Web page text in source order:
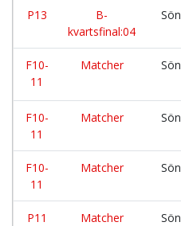
P13
B-
kvartsfinal:04
Sön
F10-
11
Matcher Sön
F10-
11
Matcher Sön
F10-
11
Matcher Sön
P11 Matcher Sön